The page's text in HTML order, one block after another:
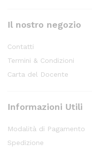
Il nostro negozio
Contatti
Termini & Condizioni
Carta del Docente
Informazioni Utili
Modalità di Pagamento
Spedizione